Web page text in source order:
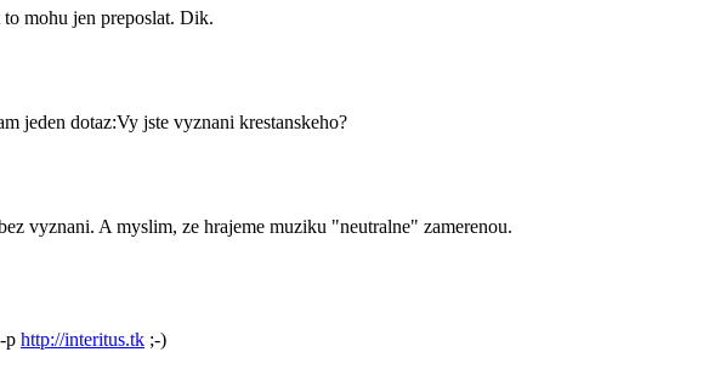
mohu jen preposlat. Dik.
jeden dotaz:Vy jste vyznani krestanskeho?
vyznani. A myslim, ze hrajeme muziku "neutralne" zamerenou.
p http://interitus.tk ;-)